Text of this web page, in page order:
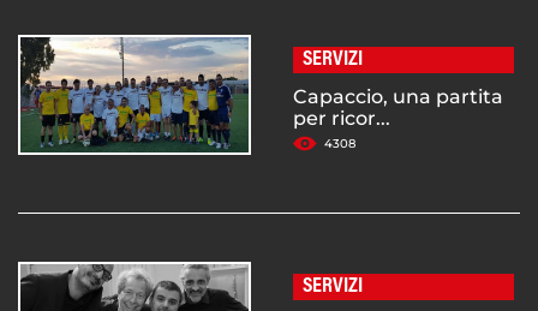
SERVIZI
Capaccio, una partita
per ricor...
4308
SERVIZI